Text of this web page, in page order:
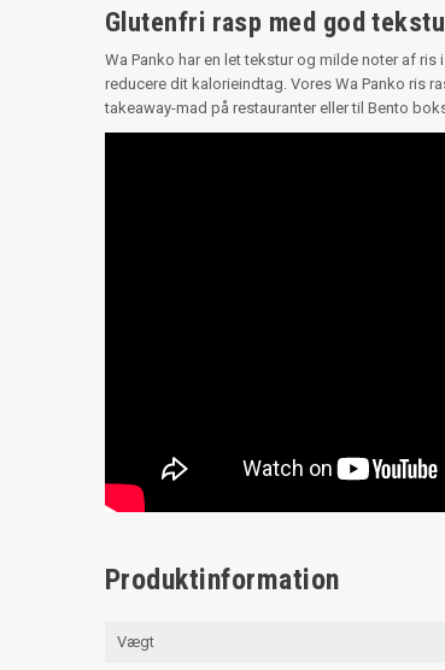
Glutenfri rasp med god
Wa Panko har en let tekstur og milde noter af
reducere dit kalorieindtag. Vores Wa Panko ris
takeaway-mad på restauranter eller til Bento
Produktinformation
Vægt